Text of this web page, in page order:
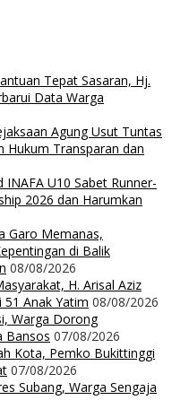
Tepat Sasaran, Hj.
Data Warga
Agung Usut Tuntas
Hukum Transparan dan
U10 Sabet Runner-
2026 dan Harumkan
Garo Memanas,
di Balik
08/08/2026
H. Arisal Aziz
Anak Yatim 08/08/2026
Warga Dorong
Bansos 07/08/2026
Kota, Pemko Bukittinggi
07/08/2026
Subang, Warga Sengaja